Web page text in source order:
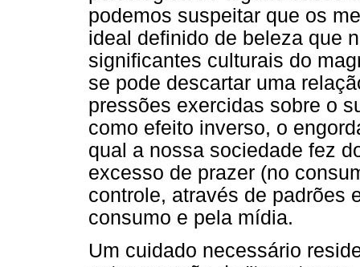
podemos suspeitar que os
ideal definido de beleza que
significantes culturais do
se pode descartar uma
pressões exercidas sobre o
como efeito inverso, o
qual a nossa sociedade fez
excesso de prazer (no
controle, através de padrões
consumo e pela mídia.
Um cuidado necessário